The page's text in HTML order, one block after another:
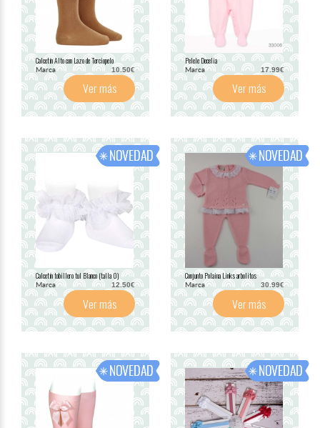
Calcetín Alto con Lazo de Terciopelo
Marca 10.50€
Ver más
Pelele Decelia
Marca 17.99€
Ver más
Calcetín tobillero tul Blanco (talla 0)
Marca 12.50€
Ver más
Conjunto Polaina Links arbolitos
Marca 30.99€
Ver más